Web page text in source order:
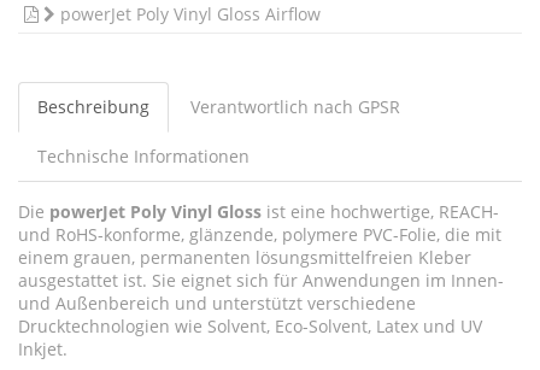
powerJet Poly Vinyl Gloss Airflow
Beschreibung Verantwortlich nach GPSR
Technische Informationen
Die powerJet Poly Vinyl Gloss ist eine hochwertige, REACH-
und RoHS-konforme, glänzende, polymere PVC-Folie, die mit
einem grauen, permanenten lösungsmittelfreien Kleber
ausgestattet ist. Sie eignet sich für Anwendungen im Innen-
und Außenbereich und unterstützt verschiedene
Drucktechnologien wie Solvent, Eco-Solvent, Latex und UV
Inkjet.